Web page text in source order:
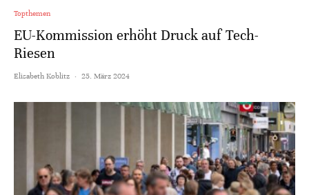
Topthemen
EU-Kommission erhöht Druck auf Tech-
Riesen
Elisabeth Koblitz · 25. März 2024